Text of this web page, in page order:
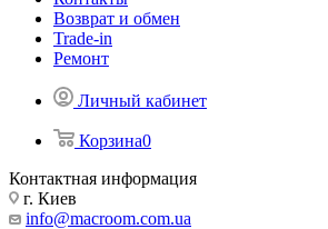
Возврат и обмен
Trade-in
Ремонт
Личный кабинет
Корзина0
Контактная информация
г. Киев
info@macroom.com.ua